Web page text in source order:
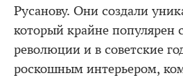
Русанову. Они создали
который крайне популярен
революции и в советские
роскошным интерьером,